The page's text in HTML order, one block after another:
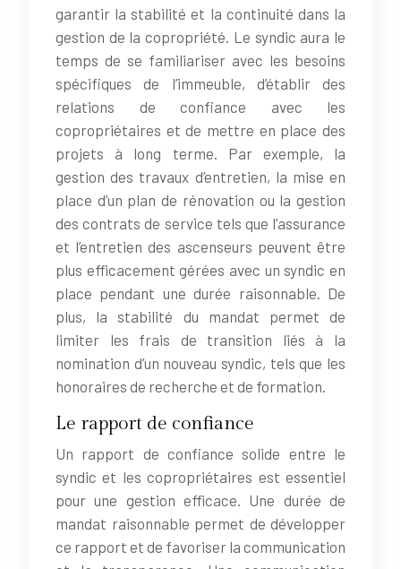
garantir la stabilité et la continuité dans la
gestion de la copropriété. Le syndic aura le
temps de se familiariser avec les besoins
spécifiques de l’immeuble, d’établir des
relations de confiance avec les
copropriétaires et de mettre en place des
projets à long terme. Par exemple, la
gestion des travaux d’entretien, la mise en
place d’un plan de rénovation ou la gestion
des contrats de service tels que l’assurance
et l’entretien des ascenseurs peuvent être
plus efficacement gérées avec un syndic en
place pendant une durée raisonnable. De
plus, la stabilité du mandat permet de
limiter les frais de transition liés à la
nomination d’un nouveau syndic, tels que les
honoraires de recherche et de formation.
Le rapport de confiance
Un rapport de confiance solide entre le
syndic et les copropriétaires est essentiel
pour une gestion efficace. Une durée de
mandat raisonnable permet de développer
ce rapport et de favoriser la communication